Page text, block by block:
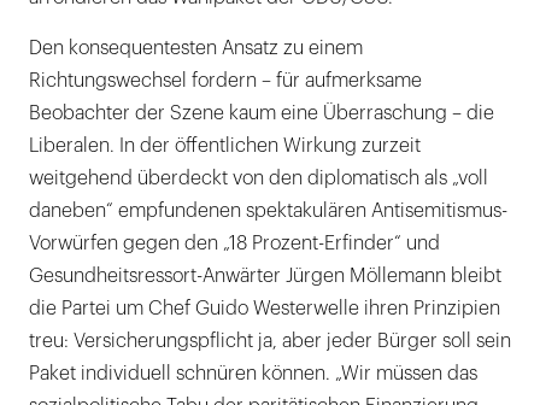
Den konsequentesten Ansatz zu einem
Richtungswechsel fordern – für aufmerksame
Beobachter der Szene kaum eine Überraschung – die
Liberalen. In der öffentlichen Wirkung zurzeit
weitgehend überdeckt von den diplomatisch als „voll
daneben“ empfundenen spektakulären Antisemitismus-
Vorwürfen gegen den „18 Prozent-Erfinder“ und
Gesundheitsressort-Anwärter Jürgen Möllemann bleibt
die Partei um Chef Guido Westerwelle ihren Prinzipien
treu: Versicherungspflicht ja, aber jeder Bürger soll sein
Paket individuell schnüren können. „Wir müssen das